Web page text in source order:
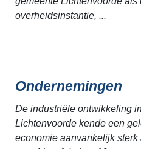
overheidsinstantie, ...
Ondernemingen
De industriële ontwikkeling
Lichtenvoorde kende een
economie aanvankelijk